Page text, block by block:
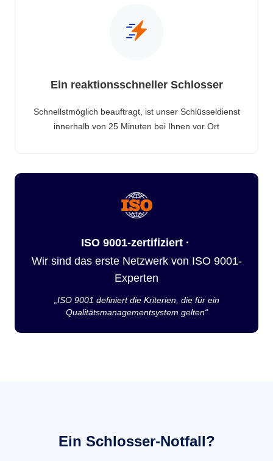
Ein reaktionsschneller Schlosser
Schnellstmöglich beauftragt, ist unser Schlüsseldienst
innerhalb von 25 Minuten bei Ihnen vor Ort
ISO 9001-zertifiziert ·
Wir sind das erste Netzwerk von ISO 9001-
Experten
„ISO 9001 definiert die Kriterien, die für ein
Qualitätsmanagementsystem gelten“
Ein Schlosser-Notfall?